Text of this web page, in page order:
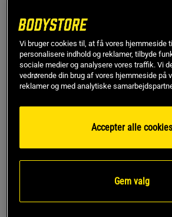
S
Føj til
Vi bruger cookies til, at få vores hjemmeside
personalisere indhold og reklamer, tilbyde
sociale medier og analysere vores traffik. Vi
vedrørende din brug af vores hjemmeside på
reklamer og med analytiske
Accepter alle cookies
Gem valg